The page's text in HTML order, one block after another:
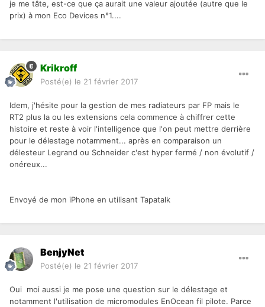
je me tâte, est-ce que ça aurait une valeur ajoutée (autre que le
prix) à mon Eco Devices n°1....
Krikroff
Posté(e) le 21 février 2017
Idem, j'hésite pour la gestion de mes radiateurs par FP mais le
RT2 plus la ou les extensions cela commence à chiffrer cette
histoire et reste à voir l'intelligence que l'on peut mettre derrière
pour le délestage notamment... après en comparaison un
délesteur Legrand ou Schneider c'est hyper fermé / non évolutif /
onéreux...
Envoyé de mon iPhone en utilisant Tapatalk
BenjyNet
Posté(e) le 21 février 2017
Oui moi aussi je me pose une question sur le délestage et
notamment l'utilisation de micromodules EnOcean fil pilote. Parce